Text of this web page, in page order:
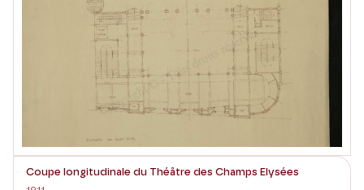
Coupe longitudinale du Théâtre des Champs Elysées